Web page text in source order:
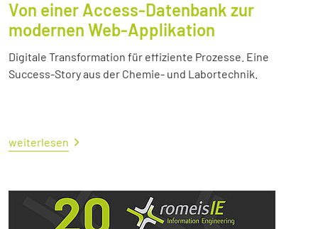
Von einer Access-Datenbank zur
modernen Web-Applikation
Digitale Transformation für effiziente Prozesse. Eine
Success-Story aus der Chemie- und Labortechnik.
weiterlesen